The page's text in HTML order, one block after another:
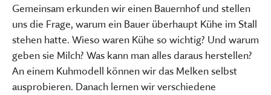
Gemeinsam erkunden wir einen Bauernhof und stellen
uns die Frage, warum ein Bauer überhaupt Kühe im Stall
stehen hatte. Wieso waren Kühe so wichtig? Und warum
geben sie Milch? Was kann man alles daraus herstellen?
An einem Kuhmodell können wir das Melken selbst
ausprobieren. Danach lernen wir verschiedene